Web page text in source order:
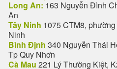
Long An: 163 Nguyễn Đình
An
Tây Ninh 1075 CTM8,
Ninh
Bình Định 340 Nguyễn Thái
Tp Quy Nhơn
Cà Mau 221 Lý Thường Kiệt,